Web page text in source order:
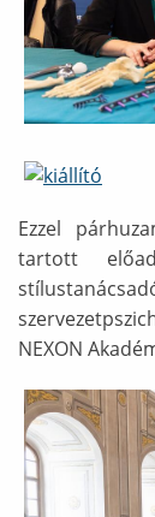
Ábra
Ezzel
tartott
NEXON
Ábra